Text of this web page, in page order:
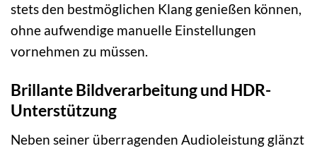
stets den bestmöglichen Klang genießen können,
ohne aufwendige manuelle Einstellungen
vornehmen zu müssen.
Brillante Bildverarbeitung und HDR-
Unterstützung
Neben seiner überragenden Audioleistung glänzt